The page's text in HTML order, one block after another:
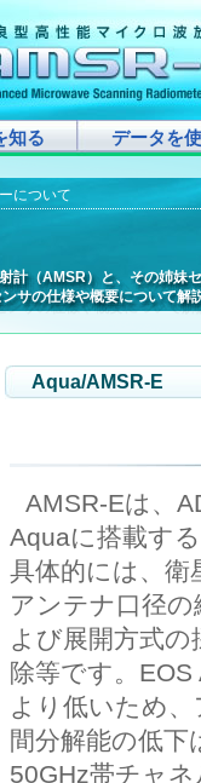
知る データを
について
計（AMSR）と、その姉妹
サの仕様や概要について解
計（AMSR）と、その姉妹
サの仕様や概要について解
計（AMSR）と、その姉妹
サの仕様や概要について解
計（AMSR）と、その姉
ンサの仕様や概要について
計（AMSR）と、その姉妹
サの仕様や概要について解
計（AMSR）と、その姉妹
サの仕様や概要について解
計（AMSR）と、その姉妹
ンサの仕様や概要について
計（AMSR）と、その姉妹
ンサの仕様や概要について
計（AMSR）と、その姉妹
サの仕様や概要について解
計（AMSR）と、その姉妹
サの仕様や概要について解
計（AMSR）と、その姉妹
サの仕様や概要について解
計（AMSR）と、その姉妹
サの仕様や概要について解
計（AMSR）と、その姉妹
サの仕様や概要について解
計（AMSR）と、その姉妹
サの仕様や概要について解
計（AMSR）と、その姉妹
サの仕様や概要について解
計（AMSR）と、その姉妹
サの仕様や概要について解
計（AMSR）と、その姉妹
サの仕様や概要について解
計（AMSR）と、その姉妹
サの仕様や概要について解
Aqua/AMSR-E
AMSR-Eは、
Aquaに搭載す
具体的には、
アンテナ口径
よび展開方式
除等です。
より低いため
間分解能の低
50GHz帯チャ